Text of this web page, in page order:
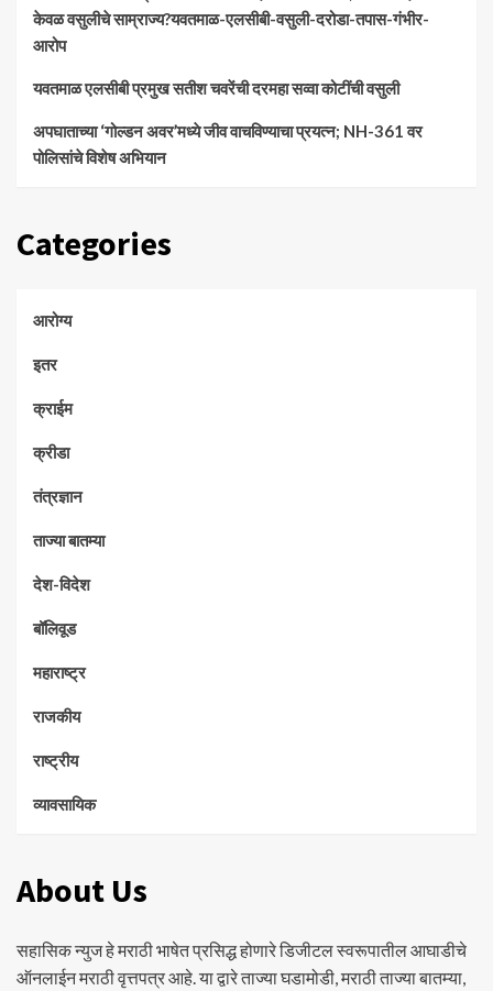
केवळ वसुलीचे साम्राज्य?यवतमाळ-एलसीबी-वसुली-दरोडा-तपास-गंभीर-
आरोप
यवतमाळ एलसीबी प्रमुख सतीश चवरेंची दरमहा सव्वा कोटींची वसुली
अपघाताच्या ‘गोल्डन अवर’मध्ये जीव वाचविण्याचा प्रयत्न; NH-361 वर
पोलिसांचे विशेष अभियान
Categories
आरोग्य
इतर
क्राईम
क्रीडा
तंत्रज्ञान
ताज्या बातम्या
देश-विदेश
बॉलिवूड
महाराष्ट्र
राजकीय
राष्ट्रीय
व्यावसायिक
About Us
सहासिक न्युज हे मराठी भाषेत प्रसिद्ध होणारे डिजीटल स्वरूपातील आघाडीचे
ऑनलाईन मराठी वृत्तपत्र आहे. या द्वारे ताज्या घडामोडी, मराठी ताज्या बातम्या,